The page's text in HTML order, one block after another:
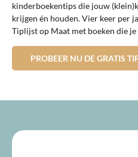
kinderboekentips die jouw
krijgen én houden. Vier keer per
Tiplijst op Maat met boeken die
PROBEER NU DE GRATIS